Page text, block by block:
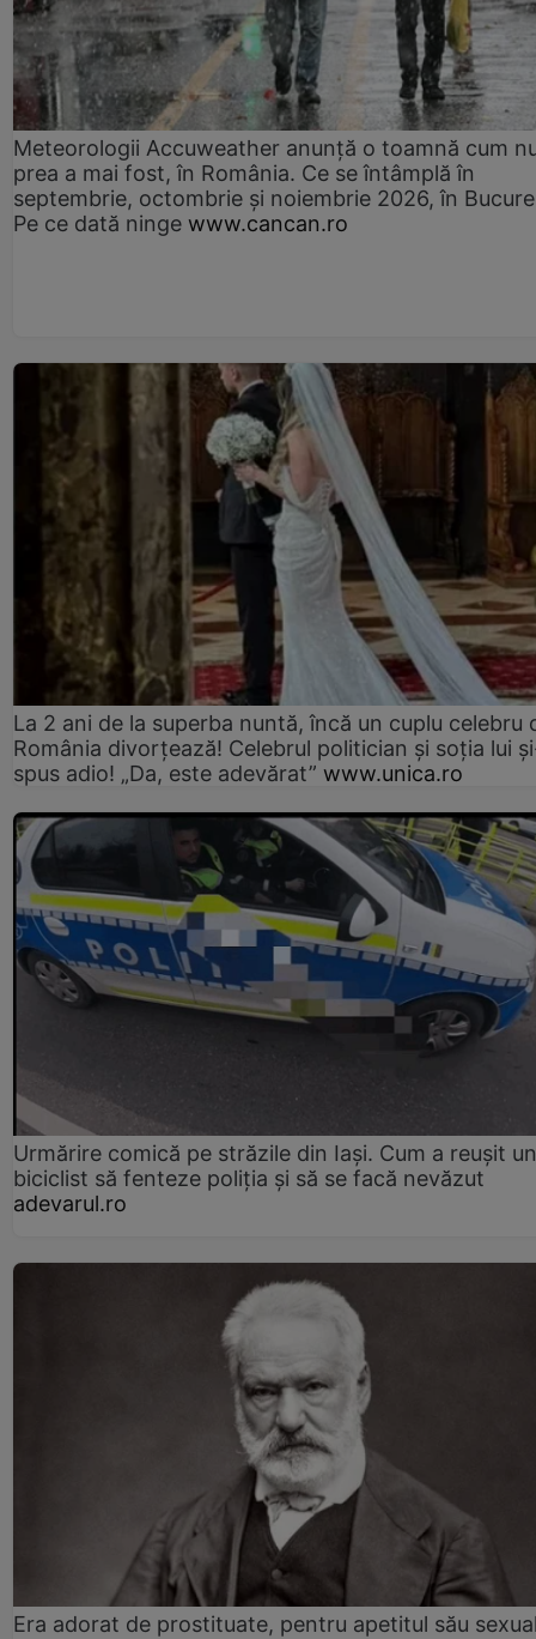
Meteorologii Accuweather anunță o toamnă cum
prea a mai fost, în România. Ce se întâmplă în
septembrie, octombrie și noiembrie 2026, în
Pe ce dată ninge www.cancan.ro
La 2 ani de la superba nuntă, încă un cuplu celebru
România divorțează! Celebrul politician și soția lui
spus adio! „Da, este adevărat” www.unica.ro
Urmărire comică pe străzile din Iași. Cum a reușit un
biciclist să fenteze poliția și să se facă nevăzut
adevarul.ro
Era adorat de prostituate, pentru apetitul său